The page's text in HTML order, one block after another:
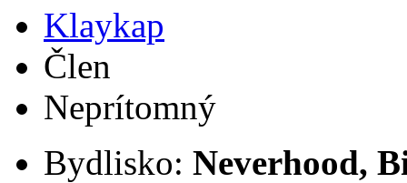
Klaykap
Člen
Neprítomný
Bydlisko: Neverhood,